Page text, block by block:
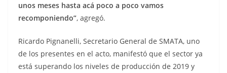
unos meses hasta acá poco a poco vamos
recomponiendo”, agregó.
Ricardo Pignanelli, Secretario General de SMATA, uno
de los presentes en el acto, manifestó que el sector ya
está superando los niveles de producción de 2019 y